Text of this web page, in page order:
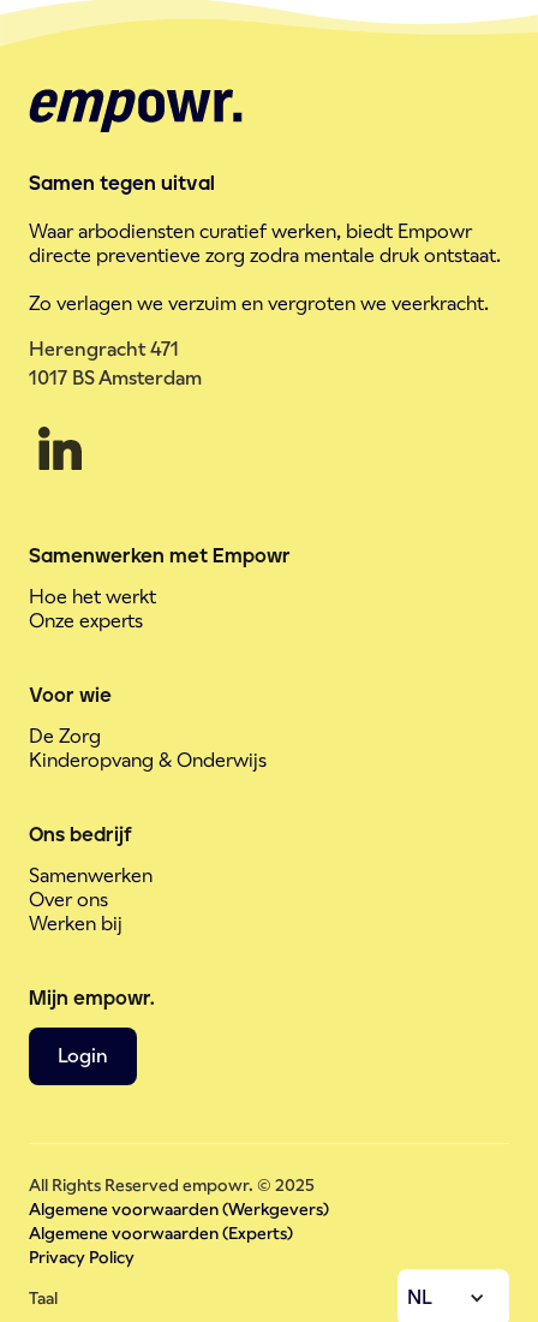
Samen tegen uitval
Waar arbodiensten curatief werken, biedt Empowr
directe preventieve zorg zodra mentale druk ontstaat.
Zo verlagen we verzuim en vergroten we veerkracht.
Herengracht 471
1017 BS Amsterdam
Samenwerken met Empowr
Hoe het werkt
Onze experts
Voor wie
De Zorg
Kinderopvang & Onderwijs
Ons bedrijf
Samenwerken
Over ons
Werken bij
Mijn empowr.
Login
All Rights Reserved empowr. © 2025
Algemene voorwaarden (Werkgevers)
Algemene voorwaarden (Experts)
Privacy Policy
Taal NL